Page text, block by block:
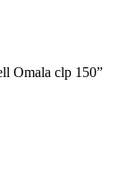
Omala clp 150”